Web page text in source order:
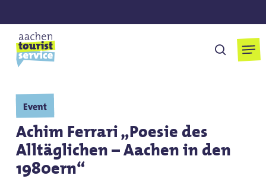
to
main
content
suchen
Event
Achim Ferrari „Poesie des
Alltäglichen – Aachen in den
1980ern“